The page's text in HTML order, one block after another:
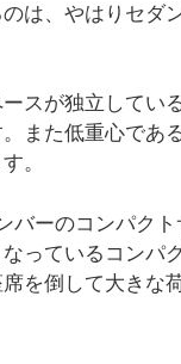
は、やはりセダ
スが独立してい
また低重心であ
。
バーのコンパク
っているコンパ
を倒して大きな